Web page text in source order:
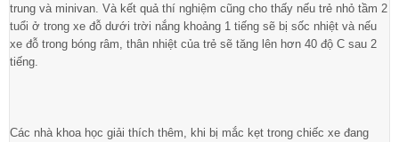
trung và minivan. Và kết quả thí nghiệm cũng cho thấy nếu trẻ nhỏ tầm 2
tuổi ở trong xe đỗ dưới trời nắng khoảng 1 tiếng sẽ bị sốc nhiệt và nếu
xe đỗ trong bóng râm, thân nhiệt của trẻ sẽ tăng lên hơn 40 độ C sau 2
tiếng.
Các nhà khoa học giải thích thêm, khi bị mắc kẹt trong chiếc xe đang